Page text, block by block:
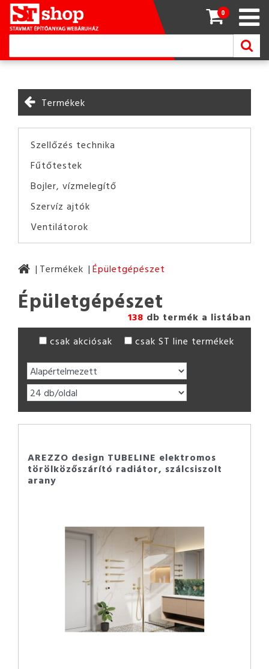
0
Termékek
Szellőzés technika
Fűtőtestek
Bojler, vízmelegítő
Szervíz ajtók
Ventilátorok
Termékek Épületgépészet
Épületgépészet
138 db termék a listában
csak akciósak
csak ST line termékek
AREZZO design TUBELINE elektromos
törölközőszárító radiátor, szálcsiszolt
arany